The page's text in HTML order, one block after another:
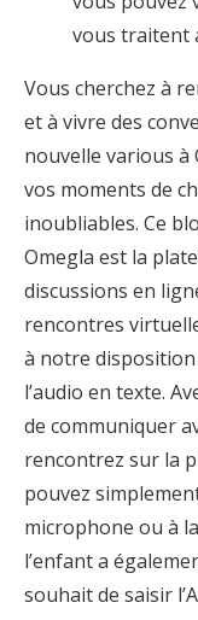
vous traitent
Vous cherchez à
et à vivre des
nouvelle various
vos moments de
inoubliables. Ce
Omegla est la
discussions en
rencontres
à notre
l’audio en texte.
de communiquer
rencontrez sur la
pouvez
microphone ou à
l’enfant a
souhait de saisir